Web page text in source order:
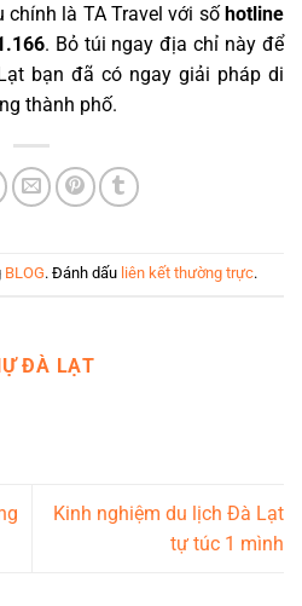
là TA Travel với sốhotline
. Bỏ túi ngay địa chỉ này để
bạn đã có ngay giải pháp di
thành phố.
BLOG. Đánh dấu liên kết thường trực.
ĐÀ LẠT
Kinh nghiệm du lịch Đà Lạt
tự túc 1 mình